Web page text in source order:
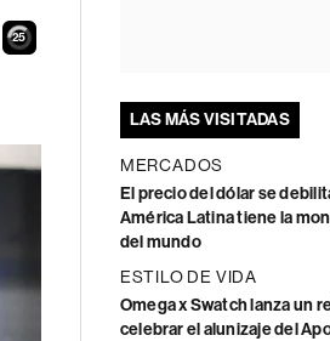
24
LAS MÁS VISITADAS
MERCADOS
El precio del dólar se
América Latina tiene la
del mundo
ESTILO DE VIDA
Omega x Swatch lanza un
celebrar el alunizaje del